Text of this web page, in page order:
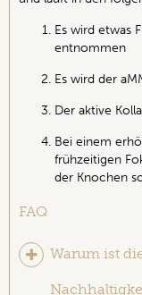
Es wird etwas
entnommen
Es wird der
Der aktive
Bei einem
frühzeitigen
der Knochen
FAQ
Warum ist